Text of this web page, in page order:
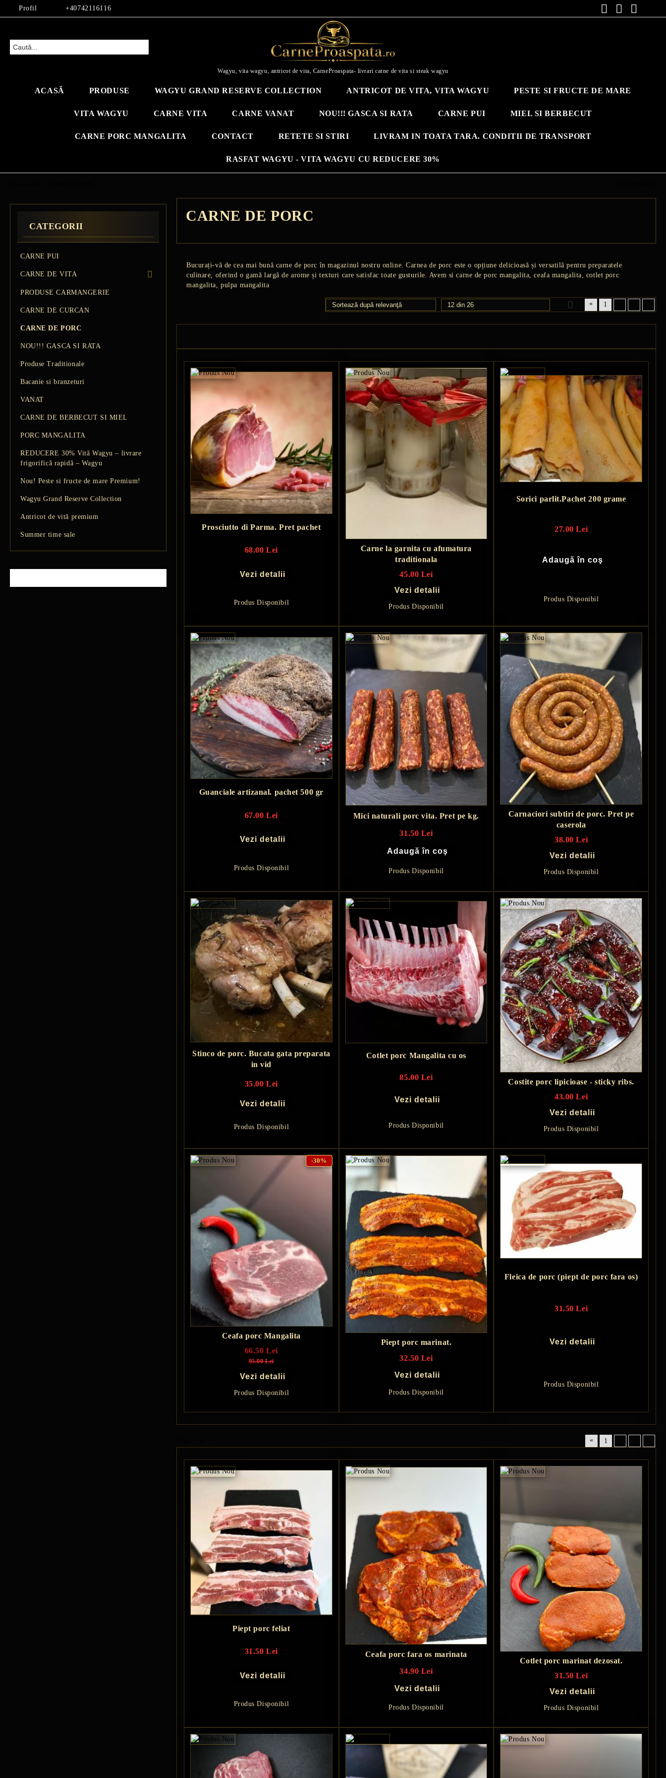
Profil +40742116116
Wagyu, vita wagyu, antricot de vita, CarneProaspata- livrari carne de vita si steak wagyu
ACASĂ PRODUSE WAGYU GRAND RESERVE COLLECTION ANTRICOT DE VITA, VITA WAGYU PESTE SI FRUCTE DE MARE
VITA WAGYU CARNE VITA CARNE VANAT NOU!!! GASCA SI RATA CARNE PUI MIEL SI BERBECUT
CARNE PORC MANGALITA CONTACT RETETE SI STIRI LIVRAM IN TOATA TARA. CONDITII DE TRANSPORT
RASFAT WAGYU - VITA WAGYU CU REDUCERE 30%
CATEGORII
CARNE PUI
CARNE DE VITA
PREMIUM BEEF STEAK
VITA ROMANEASCA
VITA WAGYU
Vită Angus Premium
PRODUSE CARMANGERIE
CARNE DE CURCAN
CARNE DE PORC
NOU!!! GASCA SI RATA
Produse Traditionale
Bacanie si branzeturi
VANAT
CARNE DE BERBECUT SI MIEL
PORC MANGALITA
REDUCERE 30% Vită Wagyu – livrare
frigorifică rapidă – Wagyu
Nou! Peste si fructe de mare Premium!
Wagyu Grand Reserve Collection
Antricot de vită premium
Summer time sale
CARNE DE PORC
Bucurați-vă de cea mai bună carne de porc în magazinul nostru online. Carnea de porc este o opțiune delicioasă și versatilă pentru preparatele
culinare, oferind o gamă largă de arome și texturi care satisfac toate gusturile. Avem si carne de porc mangalita, ceafa mangalita, cotlet porc
mangalita, pulpa mangalita
« 1
Prosciutto di Parma. Pret pachet
68.00 Lei
Vezi detalii
Produs Disponibil
Carne la garnita cu afumatura
traditionala
45.00 Lei
Vezi detalii
Produs Disponibil
Sorici parlit.Pachet 200 grame
27.00 Lei
Produs Disponibil
Guanciale artizanal. pachet 500 gr
67.00 Lei
Vezi detalii
Produs Disponibil
Mici naturali porc vita. Pret pe kg.
31.50 Lei
Produs Disponibil
Carnaciori subtiri de porc. Pret pe
caserola
38.00 Lei
Vezi detalii
Produs Disponibil
Stinco de porc. Bucata gata preparata
in vid
35.00 Lei
Vezi detalii
Produs Disponibil
Cotlet porc Mangalita cu os
85.00 Lei
Vezi detalii
Produs Disponibil
Costite porc lipicioase - sticky ribs.
43.00 Lei
Vezi detalii
Produs Disponibil
Ceafa porc Mangalita
-30%
66.50 Lei
95.00 Lei
Vezi detalii
Produs Disponibil
Piept porc marinat.
32.50 Lei
Vezi detalii
Produs Disponibil
Fleica de porc (piept de porc fara os)
31.50 Lei
Vezi detalii
Produs Disponibil
« 1
Piept porc feliat
31.50 Lei
Vezi detalii
Produs Disponibil
Ceafa porc fara os marinata
34.90 Lei
Vezi detalii
Produs Disponibil
Cotlet porc marinat dezosat.
31.50 Lei
Vezi detalii
Produs Disponibil